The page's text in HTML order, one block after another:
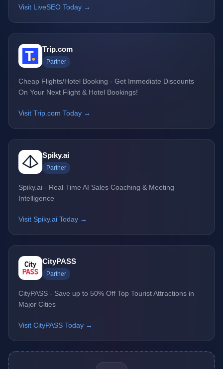
Visit LiveSEO Today →
Trip.com
Partner
Cheap Flights/Hotel Booking - Get Immediate Discounts
On Your Next Flight & Hotel Bookings!
Visit Trip.com Today →
Spiky.ai
Partner
Spiky.ai - Real-Time AI Sales Coaching & Meeting
Intelligence
Visit Spiky.ai Today →
CityPASS
Partner
CityPASS - Save up to 50% Off Top Tourist Attractions in
Major Cities
Visit CityPASS Today →